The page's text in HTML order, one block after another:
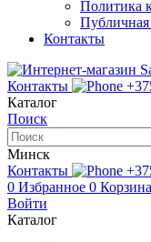
Политика
Публичная
Контакты
Контакты
Каталог
Поиск
Минск
Контакты
0 Избранное 0 Корзина
Войти
Каталог